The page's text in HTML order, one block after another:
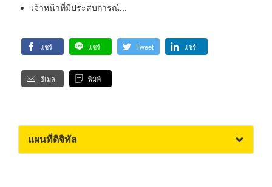
เจ้าหน้าที่มีประสบการณ์...
แชร์ แชร์ Tweet แชร์
อีเมล พิมพ์
แผนที่ดิจิทัล